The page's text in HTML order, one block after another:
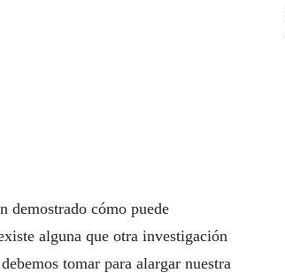
demostrado cómo puede
alguna que otra investigación
tomar para alargar nuestra